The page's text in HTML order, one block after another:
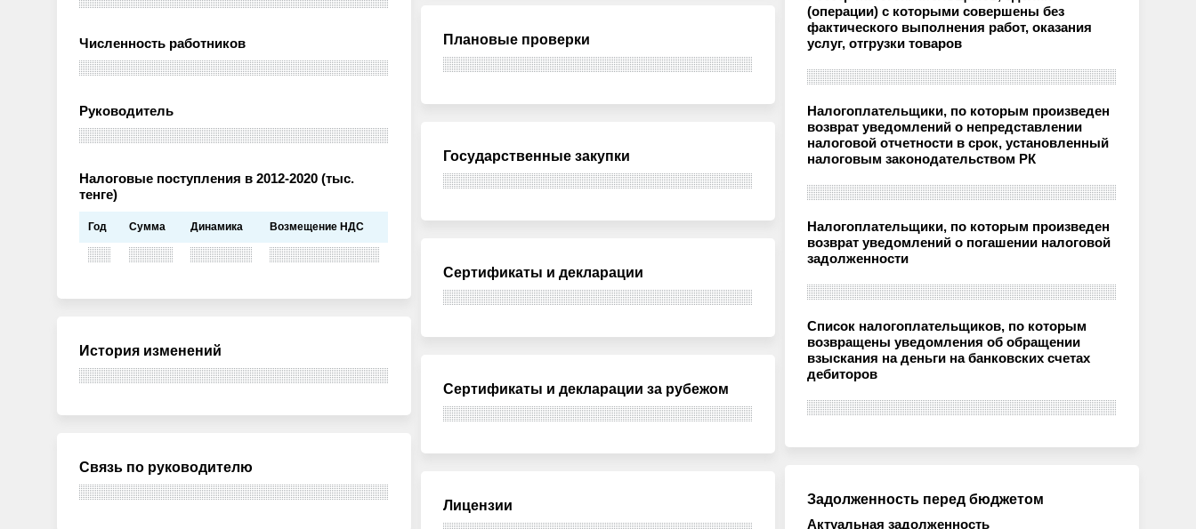
Численность работников
Руководитель
Налоговые поступления в 2012-2020 (тыс.
тенге)
Год Сумма Динамика Возмещение НДС
История изменений
Связь по руководителю
Плановые проверки
Государственные закупки
Сертификаты и декларации
Сертификаты и декларации за рубежом
Лицензии
(операции) с которыми совершены без
фактического выполнения работ, оказания
услуг, отгрузки товаров
Налогоплательщики, по которым произведен
возврат уведомлений о непредставлении
налоговой отчетности в срок, установленный
налоговым законодательством РК
Налогоплательщики, по которым произведен
возврат уведомлений о погашении налоговой
задолженности
Список налогоплательщиков, по которым
возвращены уведомления об обращении
взыскания на деньги на банковских счетах
дебиторов
Задолженность перед бюджетом
Актуальная задолженность